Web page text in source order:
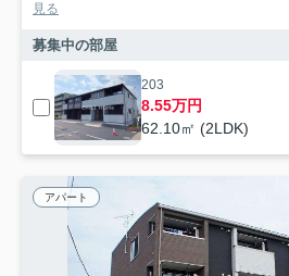
見る
募集中の部屋
203
8.55万円
62.10㎡ (2LDK)
アパート